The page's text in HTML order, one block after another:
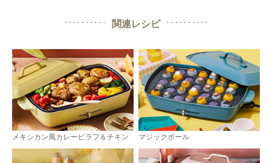
関連レシピ
メキシカン風カレーピラフ＆チキン マジックボール